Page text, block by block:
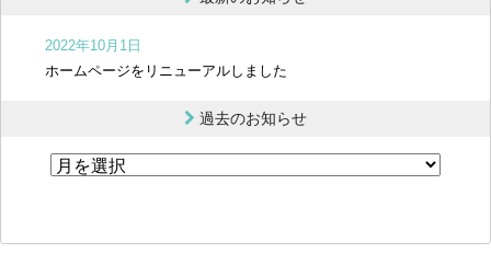
2022年10月1日
ホームページをリニューアルしました
過去のお知らせ